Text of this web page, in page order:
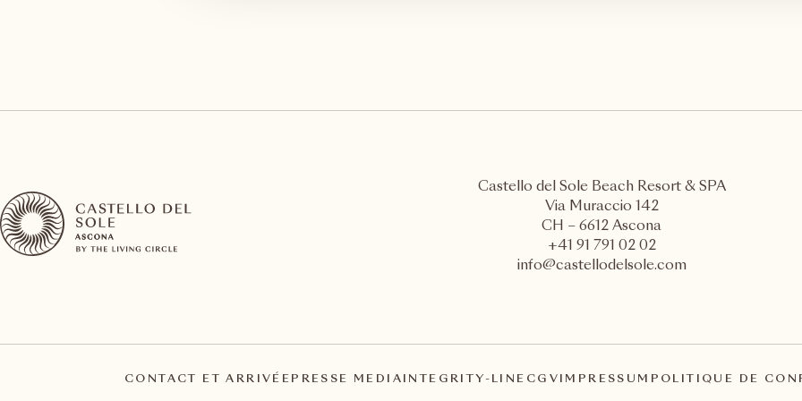
Castello del Sole Beach Resort & SPA
Via Muraccio 142
CH – 6612 Ascona
+41 91 791 02 02
info@castellodelsole.com
CONTACT ET ARRIVÉE PRESSE MEDIA INTEGRITY-LINE CGV IMPRESSUM POLITIQUE DE